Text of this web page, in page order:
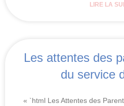
LIRE LA
Les attentes des
du service
« `html Les Attentes des